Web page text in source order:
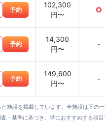
予約
102,300
円〜
○
予約
14,300
円〜
-
予約
149,600
円〜
-
施設を掲載しています。全施設は下の一
・基準に基づき、特におすすめする項目